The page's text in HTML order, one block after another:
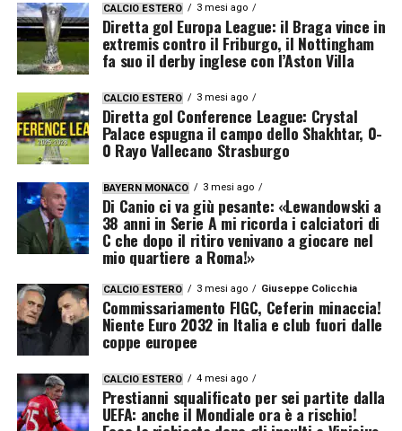
CALCIO ESTERO 3 mesi ago
Diretta gol Europa League: il Braga vince in
extremis contro il Friburgo, il Nottingham
fa suo il derby inglese con l’Aston Villa
CALCIO ESTERO 3 mesi ago
Diretta gol Conference League: Crystal
Palace espugna il campo dello Shakhtar, 0-
0 Rayo Vallecano Strasburgo
BAYERN MONACO 3 mesi ago
Di Canio ci va giù pesante: «Lewandowski a
38 anni in Serie A mi ricorda i calciatori di
C che dopo il ritiro venivano a giocare nel
mio quartiere a Roma!»
CALCIO ESTERO 3 mesi ago Giuseppe Colicchia
Commissariamento FIGC, Ceferin minaccia!
Niente Euro 2032 in Italia e club fuori dalle
coppe europee
CALCIO ESTERO 4 mesi ago
Prestianni squalificato per sei partite dalla
UEFA: anche il Mondiale ora è a rischio!